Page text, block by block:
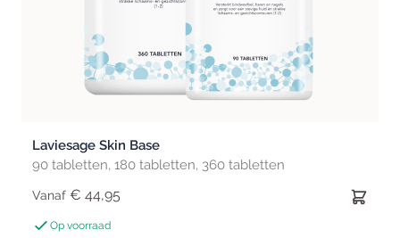
Laviesage Skin Base
90 tabletten, 180 tabletten, 360 tabletten
Vanaf € 44,95
Op voorraad